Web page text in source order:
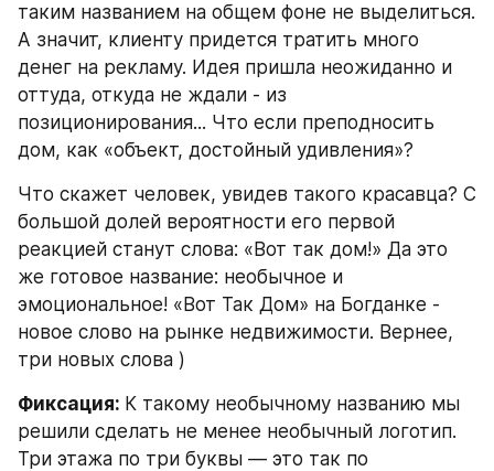
таким названием на общем фоне не выделиться.
А значит, клиенту придется тратить много
денег на рекламу. Идея пришла неожиданно и
оттуда, откуда не ждали - из
позиционирования... Что если преподносить
дом, как «объект, достойный удивления»?
Что скажет человек, увидев такого красавца? С
большой долей вероятности его первой
реакцией станут слова: «Вот так дом!» Да это
же готовое название: необычное и
эмоциональное! «Вот Так Дом» на Богданке -
новое слово на рынке недвижимости. Вернее,
три новых слова )
Фиксация: К такому необычному названию мы
решили сделать не менее необычный логотип.
Три этажа по три буквы — это так по